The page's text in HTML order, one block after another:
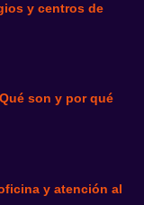
y centros de
son y por qué
y atención al